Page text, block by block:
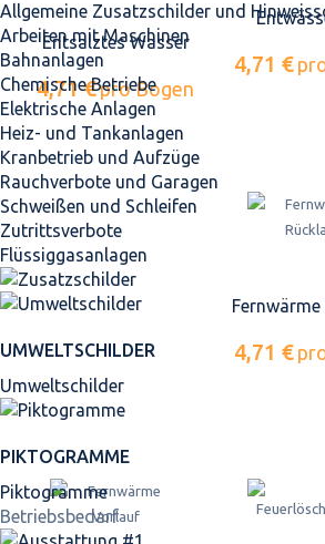
Allgemeine Zusatzschilder und
Arbeiten mit Maschinen
Bahnanlagen
Chemische Betriebe
Elektrische Anlagen
Heiz- und Tankanlagen
Kranbetrieb und Aufzüge
Rauchverbote und Garagen
Schweißen und Schleifen
Zutrittsverbote
Flüssiggasanlagen
UMWELTSCHILDER
Umweltschilder
PIKTOGRAMME
Piktogramme
Betriebsbedarf
Entsalztes Wasser
4,71 €pro Bogen
4,71 €
4,71 €